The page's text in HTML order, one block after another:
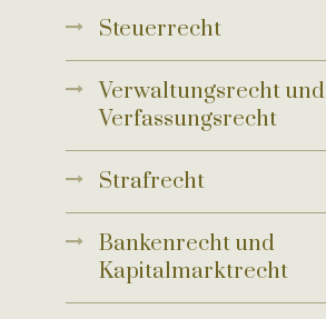
Steuerrecht
Verwaltungsrecht und
Verfassungsrecht
Strafrecht
Bankenrecht und
Kapitalmarktrecht